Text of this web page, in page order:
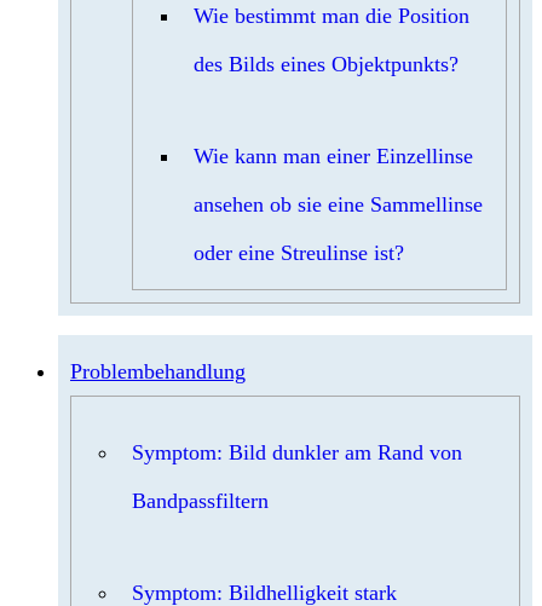
Wie bestimmt man die Position
des Bilds eines Objektpunkts?
Wie kann man einer Einzellinse
ansehen ob sie eine Sammellinse
oder eine Streulinse ist?
Problembehandlung
Symptom: Bild dunkler am Rand von
Bandpassfiltern
Symptom: Bildhelligkeit stark